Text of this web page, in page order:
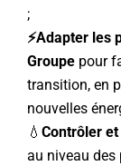
;
⚡Adapter les
Groupe pour
transition, en
nouvelles
💧 Contrôler
au niveau des